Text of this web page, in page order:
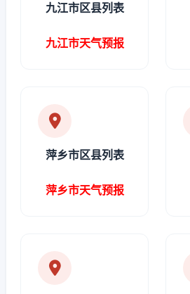
九江市区县列表
九江市天气预报
萍乡市区县列表
萍乡市天气预报